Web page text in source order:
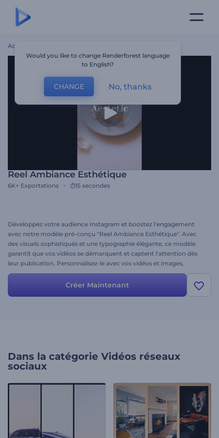
Accueil
Reel Ambiance Esthétique
6K+ Exportations 15 secondes
Développez votre audience Instagram et boostez l'engagement
avec notre modèle pré-conçu "Reel Ambiance Esthétique". Avec
des visuels sophistiqués et une typographie élégante, ce modèle
garantit que vos vidéos se démarquent et captent l'attention dès
leur publication. Personnalisez-le avec vos vidéos et images,
ajoutez des textes accrocheurs et donnez le ton avec une musique
de fond. Commencez à créer dès maintenant et faites de chaque
publication un succès !
Créer Maintenant
Dans la catégorie Vidéos réseaux
sociaux
Would you like to change Renderforest language
to English?
CHANGE No, thanks